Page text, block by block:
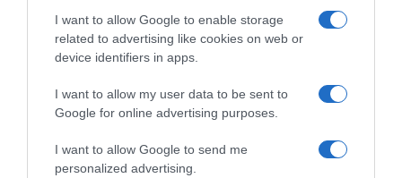
I want to allow Google to enable storage
related to advertising like cookies on web or
device identifiers in apps.
I want to allow my user data to be sent to
Google for online advertising purposes.
I want to allow Google to send me
personalized advertising.
Χανιά: Νεαρός Παλαιστίνιος
έσωσαν οι φωνές της